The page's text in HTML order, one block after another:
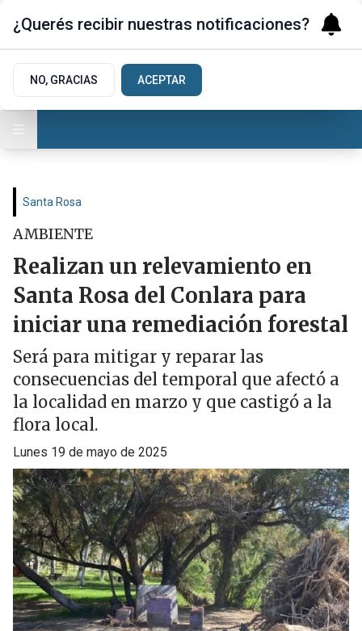
Santa Rosa
AMBIENTE
Realizan un relevamiento en
Santa Rosa del Conlara para
iniciar una remediación forestal
Será para mitigar y reparar las
consecuencias del temporal que afectó a
la localidad en marzo y que castigó a la
flora local.
lunes 19 de mayo de 2025
¿Querés recibir nuestras notificaciones?
NO, GRACIAS ACEPTAR